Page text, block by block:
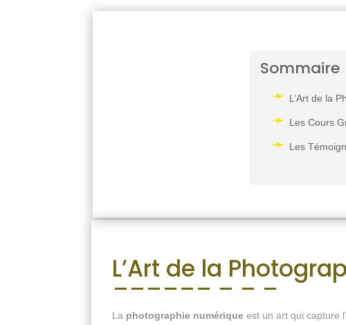
Sommaire
L’Art de la
Les Cours
Les
L’Art de la
La photographie numérique est un art qui capture